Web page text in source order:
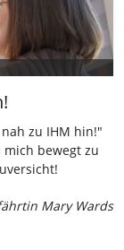
zu IHM hin!"
bewegt zu
Mary Wards